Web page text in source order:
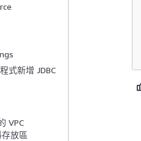
式新增 JDBC
VPC
存放區